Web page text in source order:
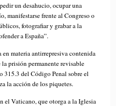
un desahucio, ocupar una
manifestarse frente al Congreso o
fotografiar y grabar a la
a España”.
materia antirrepresiva contenida
prisión permanente revisable
315.3 del Código Penal sobre el
la acción de los piquetes.
el Vaticano, que otorga a la Iglesia